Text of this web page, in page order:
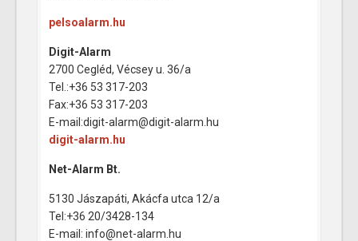
pelsoalarm.hu
Digit-Alarm
2700 Cegléd, Vécsey u. 36/a
Tel.:+36 53 317-203
Fax:+36 53 317-203
E-mail:digit-alarm@digit-alarm.hu
digit-alarm.hu
Net-Alarm Bt.
5130 Jászapáti, Akácfa utca 12/a
Tel:+36 20/3428-134
E-mail: info@net-alarm.hu